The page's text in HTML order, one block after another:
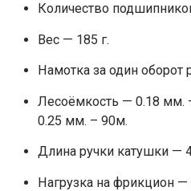
Количество
Вес — 185 г.
Намотка за один
Лесоёмкость — 0.18 мм.
0.25 мм. – 90м.
Длина ручки катушки —
Нагрузка на фрикцион —